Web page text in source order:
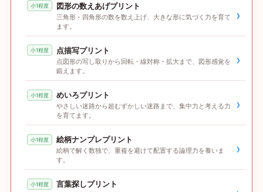
小1程度 図形の数えあげプリント
三角形・四角形の数を数え上げ、大きな形に気づく力を育て
ます。
›
小1程度 点描写プリント
点図形の写し取りから回転・線対称・拡大まで、図形感覚を
鍛えます。
›
小1程度 めいろプリント
やさしい迷路から超むずかしい迷路まで、集中力と考える力
を育てます。
›
小1程度 絵柄ナンプレプリント
絵柄で解く数独で、重複を避けて配置する論理力を養いま
す。
›
小1程度 言葉探しプリント